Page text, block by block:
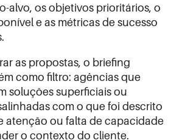
alvo, os objetivos prioritários, o
e as métricas de sucesso
as propostas, o briefing
como filtro: agências que
soluções superficiais ou
com o que foi descrito
atenção ou falta de capacidade
o contexto do cliente.